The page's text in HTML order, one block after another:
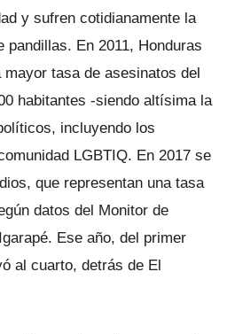
y sufren cotidianamente la
pandillas. En 2011, Honduras
tasa de asesinatos del
habitantes -siendo altísi­ma la
incluyendo los
LGBTIQ. En 2017 se
que representan una tasa
da­tos del Monitor de
Ese año, del primer
al cuarto, detrás de El